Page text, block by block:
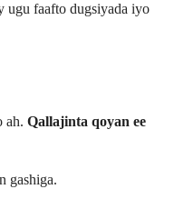
ugu faafto dugsiyada iyo
ah. Qallajinta qoyan ee
gashiga.